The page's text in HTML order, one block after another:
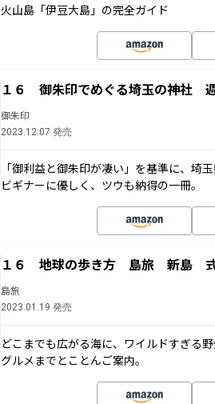
火山島「伊豆大島」の完全ガイド
１６ 御朱印でめぐる埼玉の神社
御朱印
2023.12.07 発売
「御利益と御朱印が凄い」を基準に、埼
ビギナーに優しく、ツウも納得の一冊。
１６ 地球の歩き方 島旅 新島
島旅
2023.01.19 発売
どこまでも広がる海に、ワイルドすぎる
グルメまでとことんご案内。